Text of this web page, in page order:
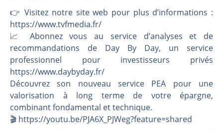
👉️ Visitez notre site web pour plus d’informations :
https://www.tvfmedia.fr/
📈 Abonnez vous au service d’analyses et de
recommandations de Day By Day, un service
professionnel pour investisseurs privés
https://www.daybyday.fr/
Découvrez son nouveau service PEA pour une
valorisation à long terme de votre épargne,
combinant fondamental et technique.
🎬️ https://youtu.be/PJA6X_PJWeg?feature=shared